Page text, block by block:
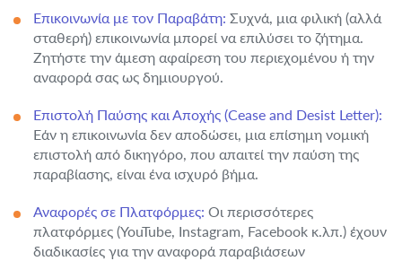
Επικοινωνία με τον Παραβάτη: Συχνά, μια φιλική (αλλά
σταθερή) επικοινωνία μπορεί να επιλύσει το ζήτημα.
Ζητήστε την άμεση αφαίρεση του περιεχομένου ή την
αναφορά σας ως δημιουργού.
Επιστολή Παύσης και Αποχής (Cease and Desist Letter):
Εάν η επικοινωνία δεν αποδώσει, μια επίσημη νομική
επιστολή από δικηγόρο, που απαιτεί την παύση της
παραβίασης, είναι ένα ισχυρό βήμα.
Αναφορές σε Πλατφόρμες: Οι περισσότερες
πλατφόρμες (YouTube, Instagram, Facebook κ.λπ.) έχουν
διαδικασίες για την αναφορά παραβιάσεων